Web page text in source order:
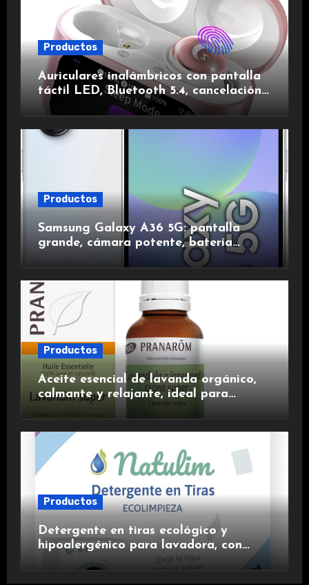
Productos
Auriculares inalámbricos con pantalla
táctil LED, Bluetooth 5.4, cancelación
de ruido, impermeables y de larga
Productos
Samsung Galaxy A36 5G: pantalla
grande, cámara potente, batería
duradera y carga rápida para una
experiencia premium.
Productos
Aceite esencial de lavanda orgánico,
calmante y relajante, ideal para
Productos
Detergente en tiras ecológico y
hipoalergénico para lavadora, con
suavizante incluido y fragancia de
lavanda.